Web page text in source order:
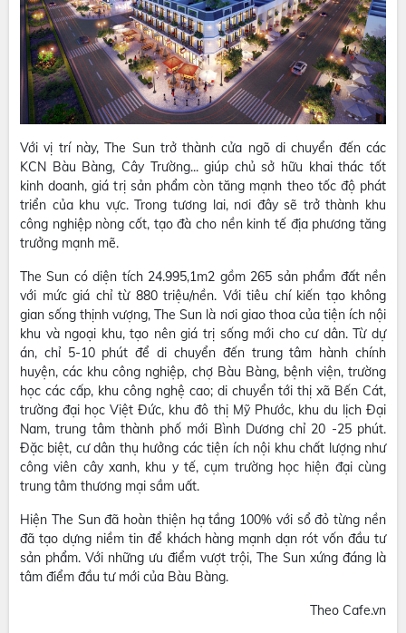
Với vị trí này, The Sun trở thành cửa ngõ di chuyển đến các
KCN Bàu Bàng, Cây Trường... giúp chủ sở hữu khai thác tốt
kinh doanh, giá trị sản phẩm còn tăng mạnh theo tốc độ phát
triển của khu vực. Trong tương lai, nơi đây sẽ trở thành khu
công nghiệp nòng cốt, tạo đà cho nền kinh tế địa phương tăng
trưởng mạnh mẽ.
The Sun có diện tích 24.995,1m2 gồm 265 sản phẩm đất nền
với mức giá chỉ từ 880 triệu/nền. Với tiêu chí kiến tạo không
gian sống thịnh vượng, The Sun là nơi giao thoa của tiện ích nội
khu và ngoại khu, tạo nên giá trị sống mới cho cư dân. Từ dự
án, chỉ 5-10 phút để di chuyển đến trung tâm hành chính
huyện, các khu công nghiệp, chợ Bàu Bàng, bệnh viện, trường
học các cấp, khu công nghệ cao; di chuyển tới thị xã Bến Cát,
trường đại học Việt Đức, khu đô thị Mỹ Phước, khu du lịch Đại
Nam, trung tâm thành phố mới Bình Dương chỉ 20 -25 phút.
Đặc biệt, cư dân thụ hưởng các tiện ích nội khu chất lượng như
công viên cây xanh, khu y tế, cụm trường học hiện đại cùng
trung tâm thương mại sầm uất.
Hiện The Sun đã hoàn thiện hạ tầng 100% với sổ đỏ từng nền
đã tạo dựng niềm tin để khách hàng mạnh dạn rót vốn đầu tư
sản phẩm. Với những ưu điểm vượt trội, The Sun xứng đáng là
tâm điểm đầu tư mới của Bàu Bàng.
Theo Cafe.vn